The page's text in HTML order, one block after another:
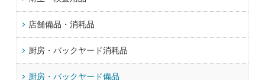
店舗備品・消耗品
厨房・バックヤード消耗品
厨房・バックヤード備品